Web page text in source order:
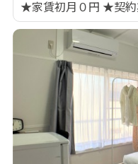
★家賃初月０円 ★契約